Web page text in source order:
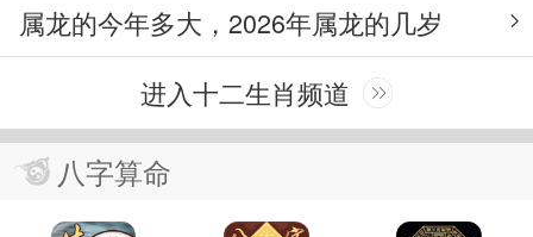
属龙的今年多大，2026年属龙的几岁
进入十二生肖频道
八字算命